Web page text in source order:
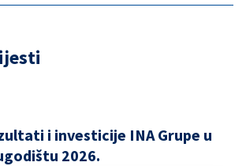
i investicije INA Grupe u
2026.